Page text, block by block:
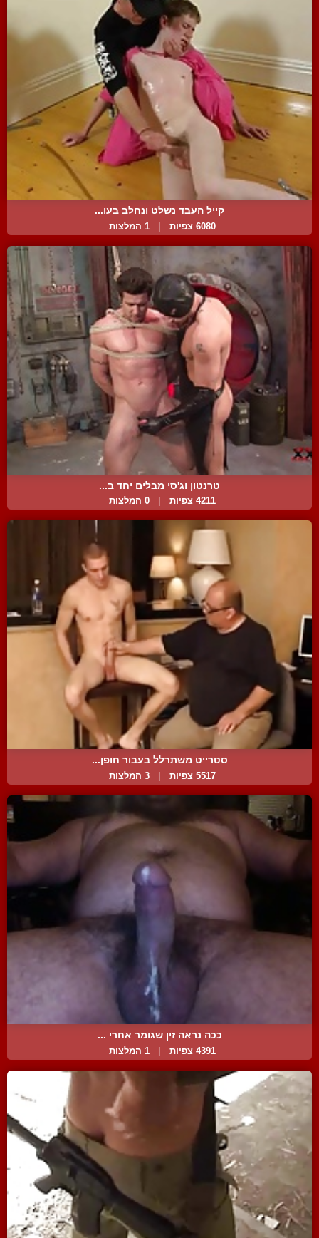
קייל העבד נשלט ונחלב בעו...
6080 צפיות | 1 המלצות
טרנטון וג'סי מבלים יחד ב...
4211 צפיות 0 המלצות
סטרייט משתרלל בעבור חופן...
5517 צפיות 3 המלצות
ככה נראה זין שגומר אחרי ...
4391 צפיות 1 המלצות